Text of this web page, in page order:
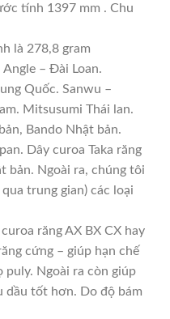
tính 1397 mm . Chu
là 278,8 gram
– Đài Loan.
Quốc. Sanwu –
Mitsusumi Thái lan.
Bando Nhật bản.
Dây curoa Taka răng
bản. Ngoài ra, chúng tôi
trung gian) các loại
răng AX BX CX hay
cứng – giúp hạn chế
Ngoài ra còn giúp
tốt hơn. Do độ bám